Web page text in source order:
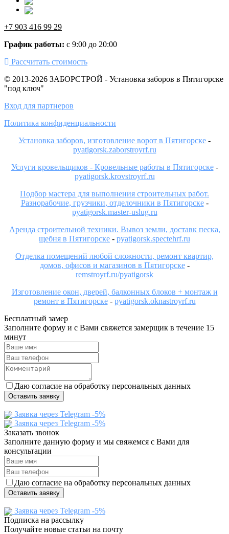
+7 903 416 99 29
График работы: с 9:00 до 20:00
Рассчитать стоимость
© 2013-2026 ЗАБОРСТРОЙ - Установка заборов в Пятигорске
"под ключ"
Вход для партнеров
Политика конфиденциальности
Установка заборов, изготовление ворот в Пятигорске -
pyatigorsk.zaborstroyrf.ru
Услуги кровельщиков - Кровельные работы в Пятигорске-
pyatigorsk.krovstroyrf.ru
Подбор мастера для выполнения строительных работ.
Разнорабочие, грузчики, отделочники в Пятигорске-
pyatigorsk.master-uslug.ru
Аренда строительной техники. Вывоз земли, доставк песка,
щебня в Пятигорске - pyatigorsk.spectehrf.ru
Отделка помещений любой сложности, ремонт квартир,
домов, офисов и магазинов в Пятигорске-
remstroyrf.ru/pyatigorsk
Изготовление окон, дверей, балконных блоков + монтаж и
ремонт в Пятигорске- pyatigorsk.oknastroyrf.ru
Бесплатный замер
Заполните форму и с Вами свяжется замерщик в течение 15
минут
Даю согласие на обработку персональных данных
Оставить заявку
Заявка через Telegram -5%
Заявка через Telegram -5%
Заказать звонок
Заполните данную форму и мы свяжемся с Вами для
консультации
Даю согласие на обработку персональных данных
Оставить заявку
Заявка через Telegram -5%
Подписка на рассылку
Получайте новые статьи на почту